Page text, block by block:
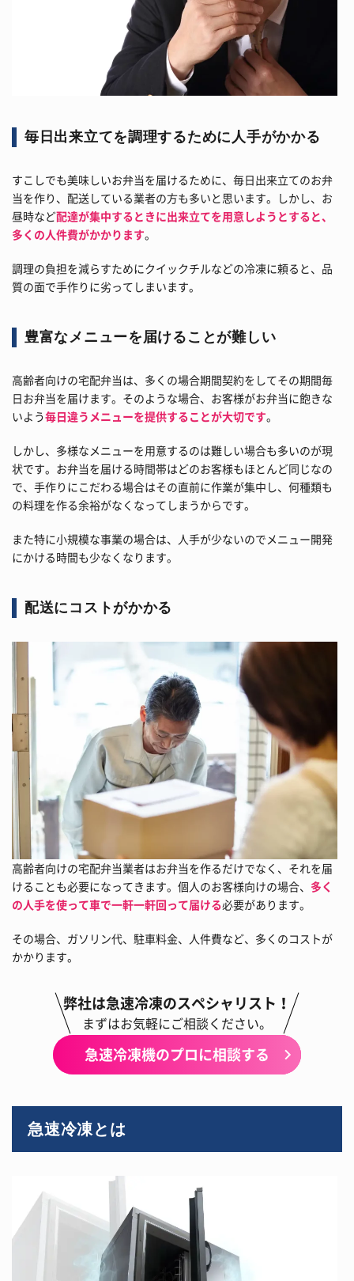
毎日出来立てを調理するために人手がかかる
すこしでも美味しいお弁当を届けるために、毎日出来立てのお弁
当を作り、配送している業者の方も多いと思います。しかし、お
昼時など配達が集中するときに出来立てを用意しようとすると、
多くの人件費がかかります。
調理の負担を減らすためにクイックチルなどの冷凍に頼ると、品
質の面で手作りに劣ってしまいます。
豊富なメニューを届けることが難しい
高齢者向けの宅配弁当は、多くの場合期間契約をしてその期間毎
日お弁当を届けます。そのような場合、お客様がお弁当に飽きな
いよう毎日違うメニューを提供することが大切です。
しかし、多様なメニューを用意するのは難しい場合も多いのが現
状です。お弁当を届ける時間帯はどのお客様もほとんど同じなの
で、手作りにこだわる場合はその直前に作業が集中し、何種類も
の料理を作る余裕がなくなってしまうからです。
また特に小規模な事業の場合は、人手が少ないのでメニュー開発
にかける時間も少なくなります。
配送にコストがかかる
高齢者向けの宅配弁当業者はお弁当を作るだけでなく、それを届
けることも必要になってきます。個人のお客様向けの場合、 多く
の人手を使って車で一軒一軒回って届ける必要があります。
その場合、ガソリン代、駐車料金、人件費など、多くのコストが
かかります。
弊社は急速冷凍のスペシャリスト！
まずはお気軽にご相談ください。
急速冷凍機のプロに相談する
急速冷凍とは